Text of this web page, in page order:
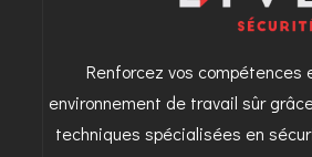
Renforcez vos compétences
environnement de travail sûr
techniques spécialisées en